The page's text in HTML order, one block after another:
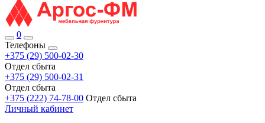
0
Телефоны
+375 (29) 500-02-30
Отдел сбыта
+375 (29) 500-02-31
Отдел сбыта
+375 (222) 74-78-00 Отдел сбыта
Личный кабинет